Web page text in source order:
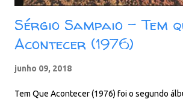
Sérgio Sampaio - Tem
Acontecer (1976)
junho 09, 2018
Tem Que Acontecer (1976) foi o segundo